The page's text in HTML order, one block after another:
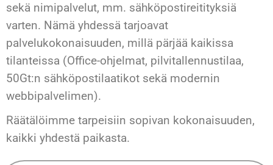
sekä nimipalvelut, mm. sähköpostireitityksiä
varten. Nämä yhdessä tarjoavat
palvelukokonaisuuden, millä pärjää kaikissa
tilanteissa (Office-ohjelmat, pilvitallennustilaa,
50Gt:n sähköpostilaatikot sekä modernin
webbipalvelimen).
Räätälöimme tarpeisiin sopivan kokonaisuuden,
kaikki yhdestä paikasta.